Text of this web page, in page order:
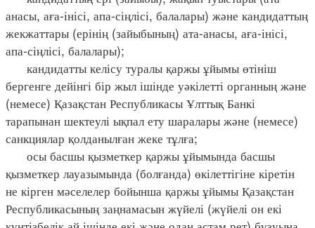
анасы, аға-інісі, апа-сіңлісі, балалары) және кандидаттың
жекжаттары (ерінің (зайыбының) ата-анасы, аға-інісі,
апа-сіңлісі, балалары);
кандидатты келісу туралы қаржы ұйымы өтініш
бергенге дейінгі бір жыл ішінде уәкілетті органның және
(немесе) Қазақстан Республикасы Ұлттық Банкі
тарапынан шектеулі ықпал ету шаралары және (немесе)
санкциялар қолданылған жеке тұлға;
осы басшы қызметкер қаржы ұйымында басшы
қызметкер лауазымында (болғанда) өкілеттігіне кіретін
не кірген мәселелер бойынша қаржы ұйымы Қазақстан
Республикасының заңнамасын жүйелі (жүйелі он екі